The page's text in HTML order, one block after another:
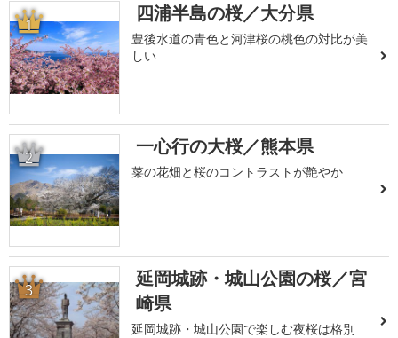
1 四浦半島の桜／大分県
豊後水道の青色と河津桜の桃色の対比が美
しい
2 一心行の大桜／熊本県
菜の花畑と桜のコントラストが艶やか
3
延岡城跡・城山公園の桜／宮
崎県
延岡城跡・城山公園で楽しむ夜桜は格別